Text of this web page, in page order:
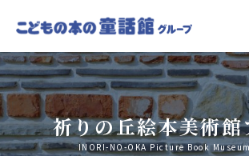
祈りの丘絵本美術
INORI-NO-OKA Picture Book